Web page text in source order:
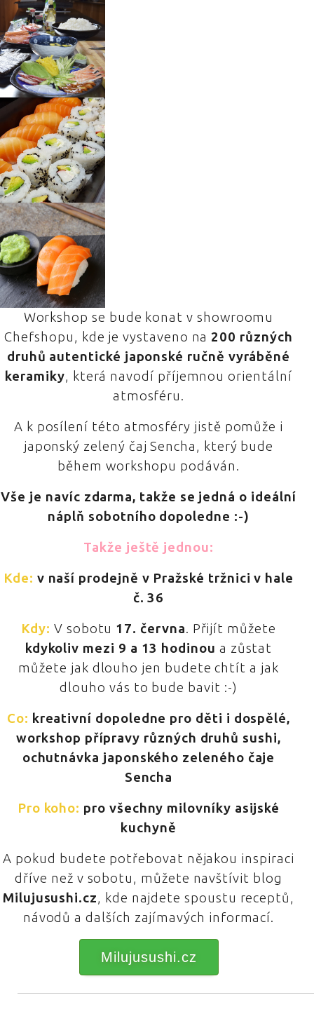
Workshop se bude konat v showroomu
Chefshopu, kde je vystaveno na 200 různých
druhů autentické japonské ručně vyráběné
keramiky, která navodí příjemnou orientální
atmosféru.
A k posílení této atmosféry jistě pomůže i
japonský zelený čaj Sencha, který bude
během workshopu podáván.
Vše je navíc zdarma, takže se jedná o ideální
náplň sobotního dopoledne :-)
Takže ještě jednou:
Kde: v naší prodejně v Pražské tržnici v hale
č. 36
Kdy: V sobotu 17. června. Přijít můžete
kdykoliv mezi 9 a 13 hodinou a zůstat
můžete jak dlouho jen budete chtít a jak
dlouho vás to bude bavit :-)
Co: kreativní dopoledne pro děti i dospělé,
workshop přípravy různých druhů sushi,
ochutnávka japonského zeleného čaje
Sencha
Pro koho: pro všechny milovníky asijské
kuchyně
A pokud budete potřebovat nějakou inspiraci
dříve než v sobotu, můžete navštívit blog
Milujusushi.cz, kde najdete spoustu receptů,
návodů a dalších zajímavých informací.
Milujusushi.cz